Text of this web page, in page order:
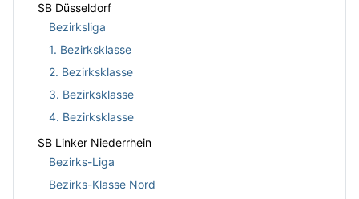
SB Düsseldorf
Bezirksliga
1. Bezirksklasse
2. Bezirksklasse
3. Bezirksklasse
4. Bezirksklasse
SB Linker Niederrhein
Bezirks-Liga
Bezirks-Klasse Nord